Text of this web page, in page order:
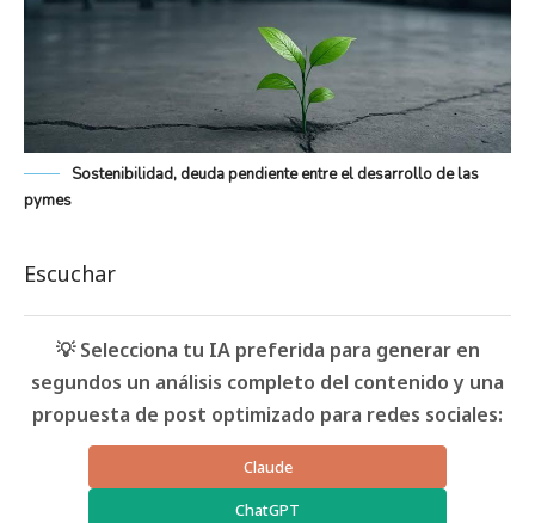
Sostenibilidad, deuda pendiente entre el desarrollo de las
pymes
Escuchar
💡 Selecciona tu IA preferida para generar en
segundos un análisis completo del contenido y una
propuesta de post optimizado para redes sociales:
Claude
ChatGPT